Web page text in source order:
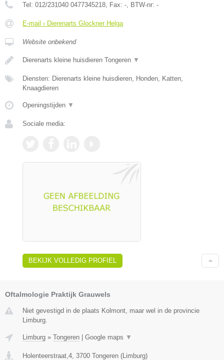
Tel: 012/231040 0477345218 , Fax: - , BTW-nr: -
E-mail › Dierenarts Glockner Helga
Website onbekend
Dierenarts kleine huisdieren Tongeren ▼
Diensten: Dierenarts kleine huisdieren, Honden, Katten,
Knaagdieren
Openingstijden ▼
Sociale media:
BEKIJK VOLLEDIG PROFIEL
Oftalmologie Praktijk Grauwels
Niet gevestigd in de plaats Kolmont, maar wel in de provincie
Limburg.
Limburg » Tongeren | Google maps ▼
Holenteerstraat,4 3700 Tongeren (Limburg)